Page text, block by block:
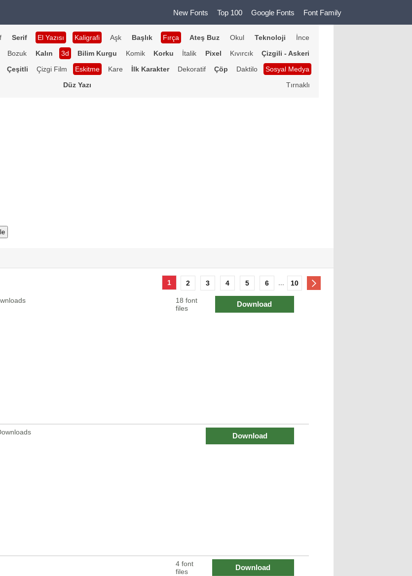
New Fonts Top 100 Google Fonts Font Family
Serif El Yazısı Kaligrafi Aşk Başlık Fırça Ateş Buz Okul Teknoloji
İnce
Bozuk Kalın 3d Bilim Kurgu Komik Korku İtalik Pixel Kıvırcık
Çizgili - Askeri
Çeşitli Çizgi Film Eskitme Kare İlk Karakter Dekoratif Çöp Daktilo
Sosyal Medya
Düz Yazı Tırnaklı
1 2 3 4 5 6 10
18 font
files
Download
Download
4 font
files
Download